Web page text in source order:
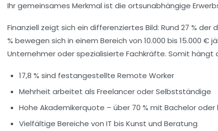
Ihr gemeinsames Merkmal ist die ortsunabhängige
Finanziell zeigt sich ein differenziertes Bild: Rund 27 %
% bewegen sich in einem Bereich von 10.000 bis 15.000
Unternehmer oder spezialisierte Fachkräfte. Somit
17,8 % sind festangestellte Remote Worker
Mehrheit arbeitet als Freelancer oder Selbstständige
Hohe Akademikerquote – über 70 % mit Bachelor oder
Vielfältige Bereiche von IT bis Kunst und Beratung